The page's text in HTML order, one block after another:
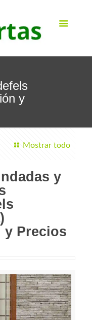
y
Mostrar todo
y
y Precios